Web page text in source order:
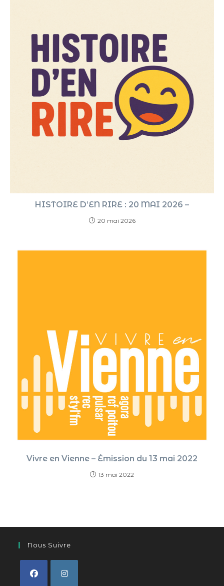
HISTOIRE D’EN RIRE : 20 MAI 2026 –
20 mai 2026
Vivre en Vienne – Émission du 13 mai 2022
13 mai 2022
Nous Suivre